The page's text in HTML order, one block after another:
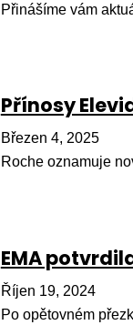
Přinášíme vám
Přínosy
Březen 4, 2025
Roche oznamuje
EMA
Říjen 19, 2024
Po opětovném